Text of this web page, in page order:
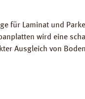
für Laminat und
wird eine
Ausgleich von
kg/m³. FCKW- und